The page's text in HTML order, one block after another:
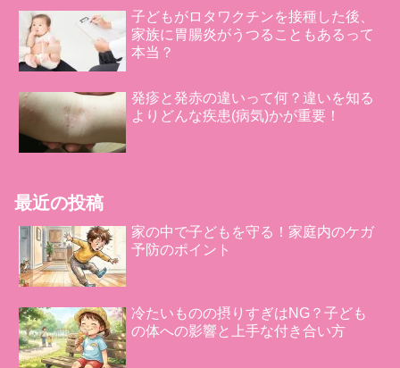
子どもがロタワクチンを接種した後、
家族に胃腸炎がうつることもあるって
本当？
発疹と発赤の違いって何？違いを知る
よりどんな疾患(病気)かが重要！
最近の投稿
家の中で子どもを守る！家庭内のケガ
予防のポイント
冷たいものの摂りすぎはNG？子ども
の体への影響と上手な付き合い方